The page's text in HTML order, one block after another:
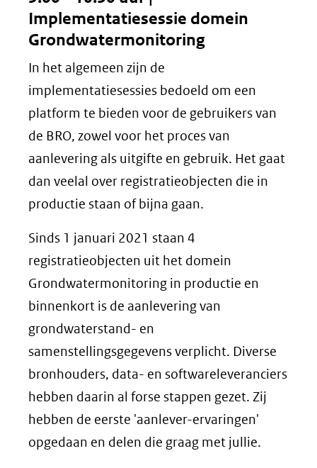
Implementatiesessie domein
Grondwatermonitoring
In het algemeen zijn de
implementatiesessies bedoeld om een
platform te bieden voor de gebruikers van
de BRO, zowel voor het proces van
aanlevering als uitgifte en gebruik. Het gaat
dan veelal over registratieobjecten die in
productie staan of bijna gaan.
Sinds 1 januari 2021 staan 4
registratieobjecten uit het domein
Grondwatermonitoring in productie en
binnenkort is de aanlevering van
grondwaterstand- en
samenstellingsgegevens verplicht. Diverse
bronhouders, data- en softwareleveranciers
hebben daarin al forse stappen gezet. Zij
hebben de eerste 'aanlever-ervaringen'
opgedaan en delen die graag met jullie.